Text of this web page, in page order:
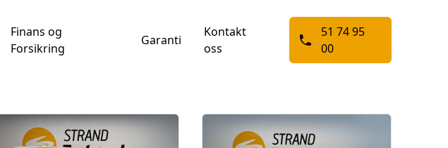
Finans og
Forsikring
Garanti
Kontakt
oss
51 74 95
00